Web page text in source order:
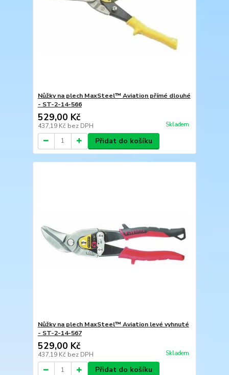
Nůžky na plech MaxSteel™ Aviation přímé dlouhé
- ST-2-14-566
529,00 Kč
437,19 Kč bez DPH Skladem
Přidat do košíku
Nůžky na plech MaxSteel™ Aviation levé vyhnuté
- ST-2-14-567
529,00 Kč
437,19 Kč bez DPH Skladem
Přidat do košíku